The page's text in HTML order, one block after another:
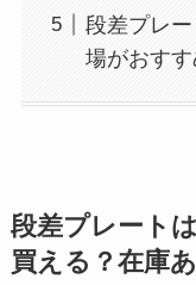
段差プレ
場がおすす
段差プレート
買える？在庫